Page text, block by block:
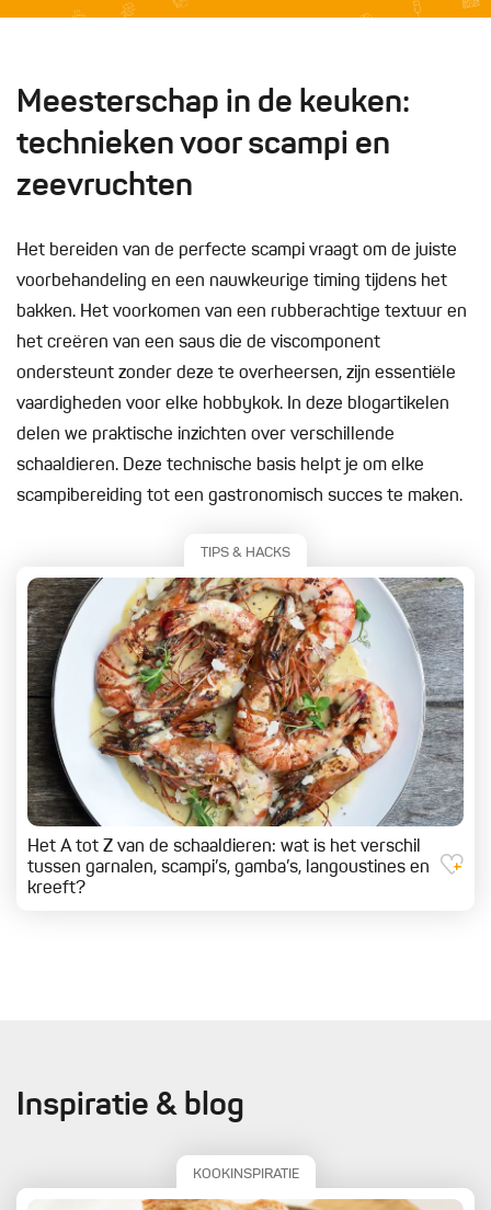
Meesterschap in de keuken:
technieken voor scampi en
zeevruchten
Het bereiden van de perfecte scampi vraagt om de juiste
voorbehandeling en een nauwkeurige timing tijdens het
bakken. Het voorkomen van een rubberachtige textuur en
het creëren van een saus die de viscomponent
ondersteunt zonder deze te overheersen, zijn essentiële
vaardigheden voor elke hobbykok. In deze blogartikelen
delen we praktische inzichten over verschillende
schaaldieren. Deze technische basis helpt je om elke
scampibereiding tot een gastronomisch succes te maken.
TIPS & HACKS
Het A tot Z van de schaaldieren: wat is het verschil
tussen garnalen, scampi’s, gamba’s, langoustines en
kreeft?
Inspiratie & blog
KOOKINSPIRATIE